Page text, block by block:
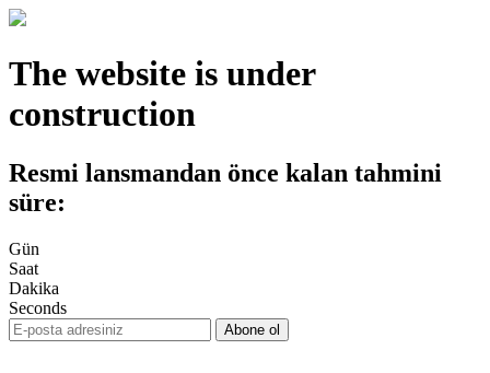
The website is under
construction
Resmi lansmandan önce kalan tahmini
süre:
Gün
Saat
Dakika
Seconds